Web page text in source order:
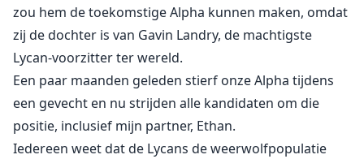
zou hem de toekomstige Alpha kunnen maken, omdat
zij de dochter is van Gavin Landry, de machtigste
Lycan-voorzitter ter wereld.
Een paar maanden geleden stierf onze Alpha tijdens
een gevecht en nu strijden alle kandidaten om die
positie, inclusief mijn partner, Ethan.
Iedereen weet dat de Lycans de weerwolfpopulatie